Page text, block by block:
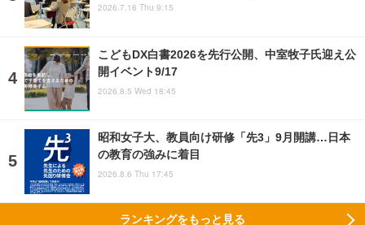
2026.7.16 Thu 9:15
こどもDX白書2026を先行公開、中室牧子氏迎え公
開イベント9/17
2026.8.5 Wed 18:45
昭和女子大、教員向け研修「先3」9月開講…日本
の教育の強みに着目
2026.8.6 Thu 17:45
ランキングをもっと見る